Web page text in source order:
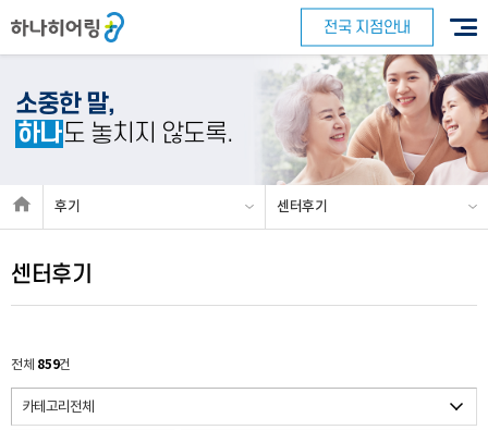
전국 지점안내
소중한 말,
하나도 놓치지 않도록.
후기 센터후기
센터후기
전체 859건